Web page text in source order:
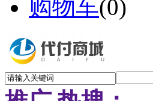
购物车(0)